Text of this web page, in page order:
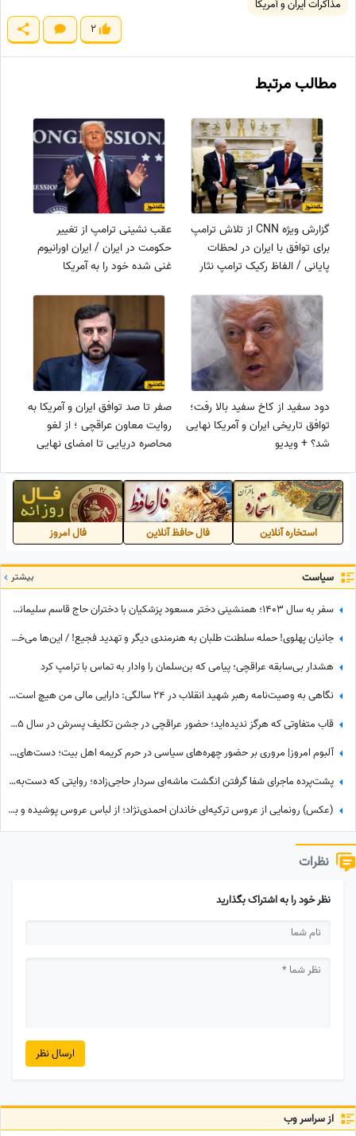
مذاکرات ایران و آمریکا
2
مطالب مرتبط
گزارش ویژه CNN از تلاش ترامپ
برای توافق با ایران در لحظات
پایانی / الفاظ رکیک ترامپ نثار
عقب نشینی ترامپ از تغییر
حکومت در ایران / ایران اورانیوم
غنی شده خود را به آمریکا
دود سفید از کاخ سفید بالا رفت؛
توافق تاریخی ایران و آمریکا نهایی
شد؟ + ویدیو
صفر تا صد توافق ایران و آمریکا به
روایت معاون عراقچی ؛ از لغو
محاصره دریایی تا امضای نهایی
استخاره آنلاین فال حافظ آنلاین فال امروز
سیاست بیشتر
سفر به سال 1403؛ همنشینی دختر مسعود پزشکیان با دختران حاج قاسم سلیمانی در مراسم تنفیذ ریاست جمهوری+عکس
جانیان پهلوی! حمله سلطنت طلبان به هنرمندی دیگر و تهدید فجیع! / این‌ها می‌خواهند برای ایران آزادی بیاورند؟!
هشدار بی‌سابقه عراقچی؛ پیامی که بن‌سلمان را وادار به تماس با ترامپ کرد
نگاهی به وصیت‌نامه رهبر شهید انقلاب در 24 سالگی: دارایی مالی من هیچ است، ولی کفاف قرض‌های مرا می‌دهد؛ بیشترین بدهی رهبر شهید به چه کسی بود؟
قاب متفاوتی که هرگز ندیده‌اید؛ حضور عراقچی در جشن تکلیف پسرش در سال 1395!
آلبوم امروز| مروری بر حضور چهره‌های سیاسی در حرم کریمه اهل بیت؛ دست‌های خسته سیاستمداران، گره‌خورده به ضریح امید
پشت‌پرده ماجرای شفا گرفتن انگشت ماشه‌ای سردار حاجی‌زاده؛ روایتی که دست‌به‌دست می‌شود
(عکس) رونمایی از عروس ترکیه‌ای خاندان احمدی‌نژاد؛ از لباس عروس پوشیده و با شنل دور توری تا...
نظرات
نظر خود را به اشتراک بگذارید
ارسال نظر
از سراسر وب